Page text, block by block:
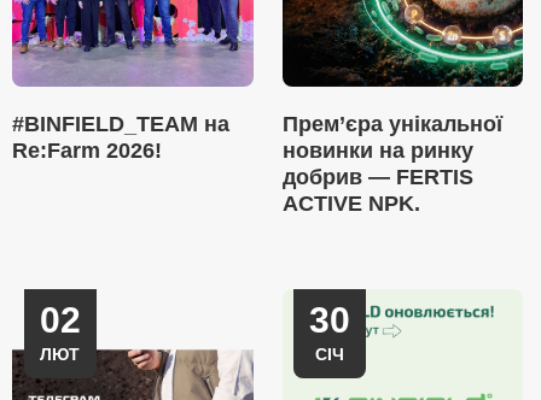
#BINFIELD_TEAM на
Re:Farm 2026!
Прем’єра унікальної
новинки на ринку
добрив — FERTIS
ACTIVE NPK.
02
ЛЮТ
30
СІЧ